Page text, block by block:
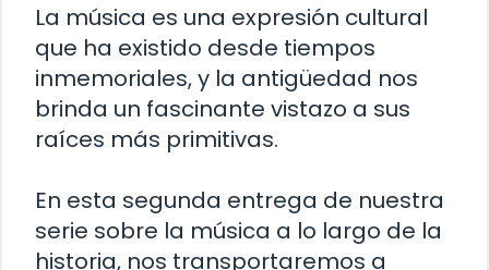
La música es una expresión cultural
que ha existido desde tiempos
inmemoriales, y la antigüedad nos
brinda un fascinante vistazo a sus
raíces más primitivas.
En esta segunda entrega de nuestra
serie sobre la música a lo largo de la
historia, nos transportaremos a